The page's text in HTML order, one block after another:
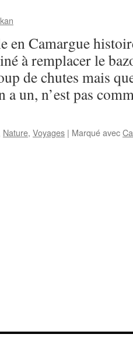
en Camargue
à remplacer le
de chutes mais
a un, n’est pas
Nature, Voyages | Marqué avec